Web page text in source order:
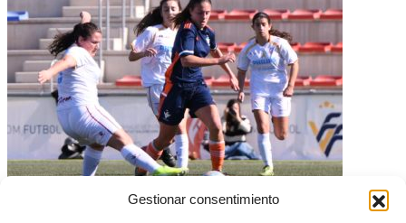
Gestionar consentimiento
La sub17 se complica el pase a la Fase Final – Murcia vs Selecció